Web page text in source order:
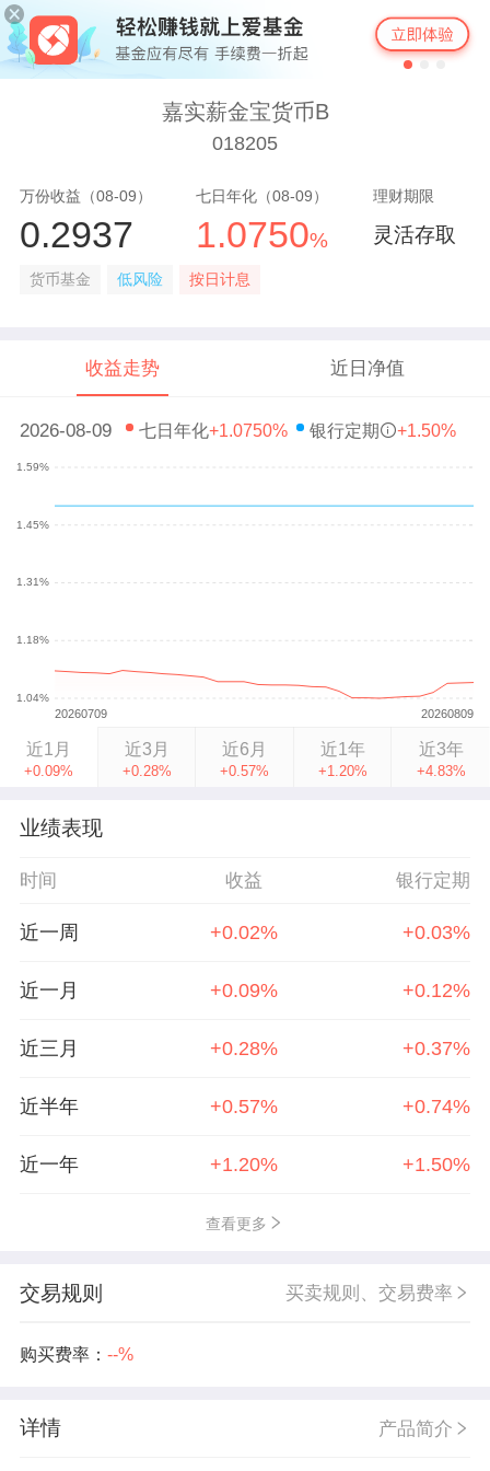
嘉实薪金宝货币B
018205
万份收益（08-09）
0.2937
七日年化（08-09）
1.0750%
理财期限
灵活存取
货币基金 低风险 按日计息
收益走势 近日净值
2026-08-09 七日年化+1.0750% 银行定期 +1.50%
近1月
+0.09%
近3月
+0.28%
近6月
+0.57%
近1年
+1.20%
近3年
+4.83%
业绩表现
时间 收益 银行定期
近一周 +0.02% +0.03%
近一月 +0.09% +0.12%
近三月 +0.28% +0.37%
近半年 +0.57% +0.74%
近一年 +1.20% +1.50%
查看更多
交易规则 买卖规则、交易费率
购买费率： --%
详情 产品简介